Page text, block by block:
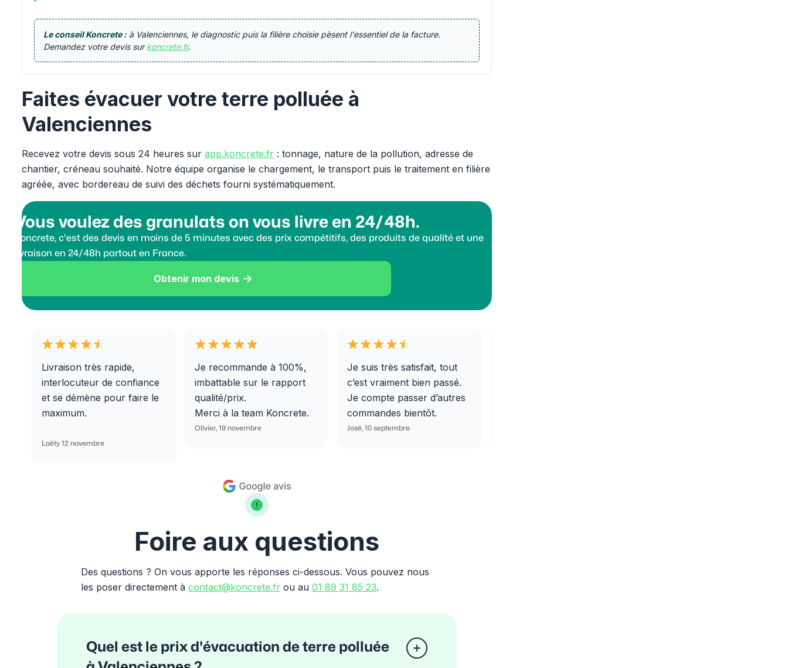
Le conseil Koncrete : à Valenciennes, le diagnostic puis la filière choisie pèsent l'essentiel de la facture.
Demandez votre devis surkoncrete.fr.
Faites évacuer votre terre polluée à
Valenciennes
Recevez votre devis sous 24 heures surapp.koncrete.fr : tonnage, nature de la pollution, adresse de
chantier, créneau souhaité. Notre équipe organise le chargement, le transport puis le traitement en filière
agréée, avec bordereau de suivi des déchets fourni systématiquement.
Vous voulez des granulats on vous livre en 24/48h.
Koncrete, c'est des devis en moins de 5 minutes avec des prix compétitifs, des produits de qualité et une
livraison en 24/48h partout en France.
Obtenir mon devis 
Livraison très rapide,
interlocuteur de confiance
et se démène pour faire le
maximum.
Laëty 12 novembre
Je recommande à 100%,
imbattable sur le rapport
qualité/prix.
Merci à la team Koncrete.
Olivier, 19 novembre
Je suis très satisfait, tout
c’est vraiment bien passé.
Je compte passer d’autres
commandes bientôt.
José, 10 septembre
Foire aux questions
Des questions ? On vous apporte les réponses ci-dessous. Vous pouvez nous
les poser directement àcontact@koncrete.fr ou au01 89 31 85 23.
Quel est le prix d'évacuation de terre polluée